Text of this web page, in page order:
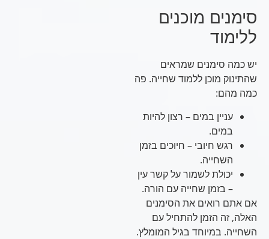
סימנים מוכנים
ללימוד
יש כמה סימנים שמראים
שהתינוק מוכן ללמוד שחייה. פה
כמה מהם:
עניין במים – רצון להיות
במים.
רגש חיובי – חיוכים בזמן
השחייה.
יכולת לשמור על קשר עין
– בזמן שחייה עם הורה.
אם אתם רואים את הסימנים
האלה, זה הזמן להתחיל עם
השחייה. במיוחד בגיל המומלץ.